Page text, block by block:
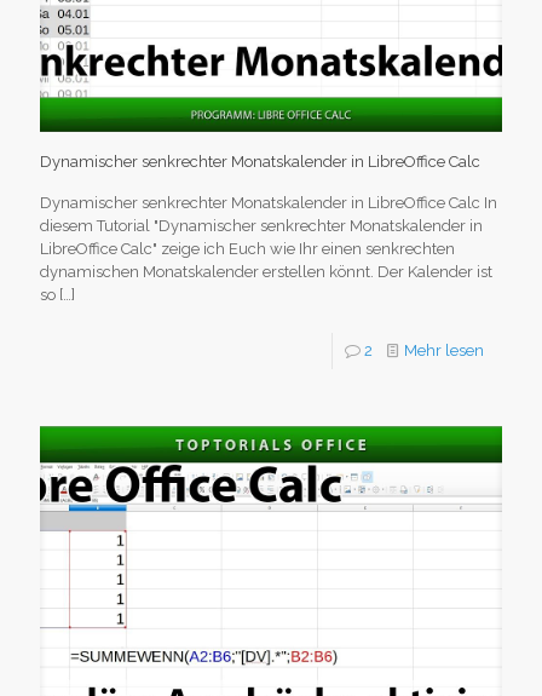
Dynamischer senkrechter Monatskalender in LibreOffice Calc
Dynamischer senkrechter Monatskalender in LibreOffice Calc In
diesem Tutorial "Dynamischer senkrechter Monatskalender in
LibreOffice Calc" zeige ich Euch wie Ihr einen senkrechten
dynamischen Monatskalender erstellen könnt. Der Kalender ist
so […]
2 Mehr lesen